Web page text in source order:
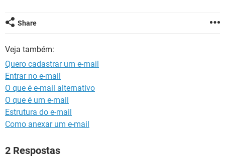
OUTLOOK
GUIA DE COMPRAS
Share
Veja também:
Quero cadastrar um e-mail
Entrar no e-mail
O que é e-mail alternativo
O que é um e-mail
Estrutura do e-mail
Como anexar um e-mail
2 Respostas